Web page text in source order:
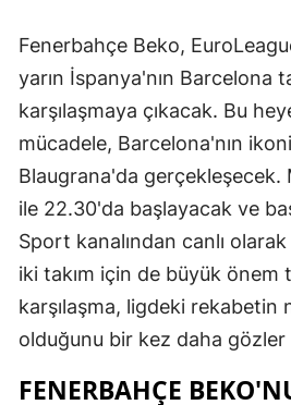
Fenerbahçe Beko,
yarın İspanya'nın Barcelona
karşılaşmaya çıkacak. Bu
mücadele, Barcelona'nın
Blaugrana'da gerçekleşecek.
ile 22.30'da başlayacak ve
Sport kanalından canlı
iki takım için de büyük önem
karşılaşma, ligdeki rekabetin
olduğunu bir kez daha
FENERBAHÇE